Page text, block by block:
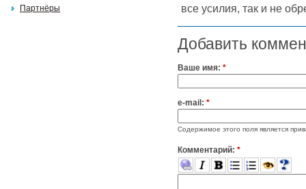
все усилия, так и не
Добавить
Ваше имя: *
e-mail: *
Содержимое этого поля является
Комментарий: *
Партнёры